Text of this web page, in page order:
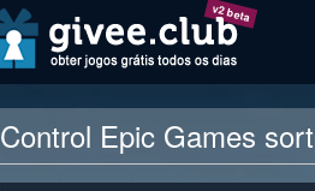
v2 beta
Control Epic Games